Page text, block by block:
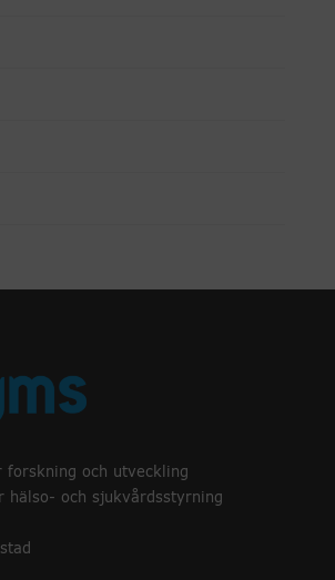
forskning och utveckling
hälso- och sjukvårdsstyrning